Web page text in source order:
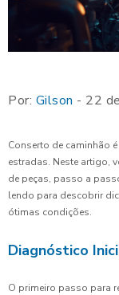
Por: Gilson - 22
Conserto de caminhão
estradas. Neste artigo,
de peças, passo a
lendo para descobrir
ótimas condições.
Diagnóstico
O primeiro passo para